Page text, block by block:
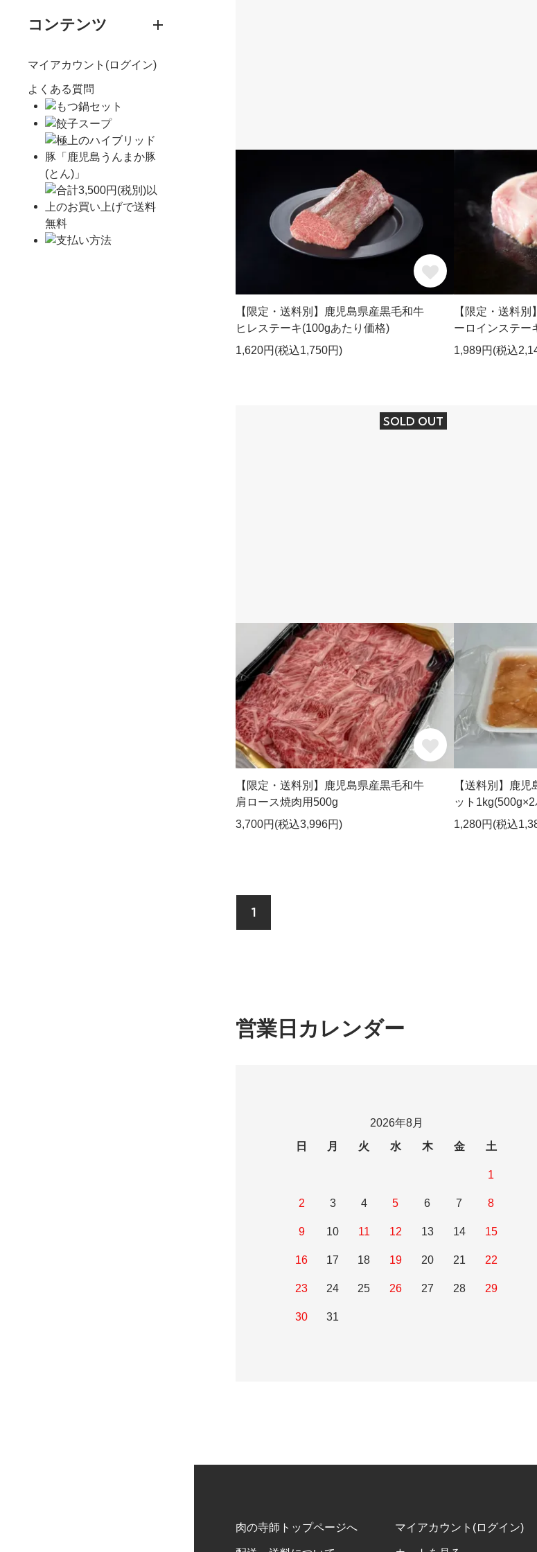
コンテンツ
マイアカウント(ログイン)
よくある質問
【限定・送料別】鹿児島県産黒毛和牛
ヒレステーキ(100gあたり価格)
1,620円(税込1,750円)
【限定・送料
ーロインステー
1,989円(税込
SOLD OUT
【限定・送料別】鹿児島県産黒毛和牛
肩ロース焼肉用500g
3,700円(税込3,996円)
【送料別】鹿
ット
1,280円(税込
1
営業日カレンダー
2026年8月
日
月 火 水 木 金 土
1
2 3 4 5 6 7 8
9 10 11 12 13 14 15
16 17 18 19 20 21 22
23 24 25 26 27 28 29
30 31
肉の寺師トップページへ マイアカウント(ログイン)